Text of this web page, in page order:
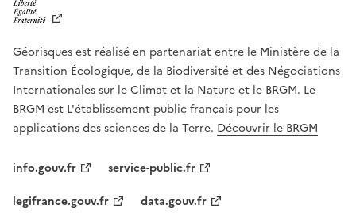
T
É
,
É
G
A
L
F
Géorisques est réalisé en partenariat entre le Ministère de la
Transition Écologique, de la Biodiversité et des Négociations
Internationales sur le Climat et la Nature et le BRGM. Le
BRGM est L'établissement public français pour les
applications des sciences de la Terre. Découvrir le BRGM
info.gouv.fr
service-public.fr
legifrance.gouv.fr
data.gouv.fr